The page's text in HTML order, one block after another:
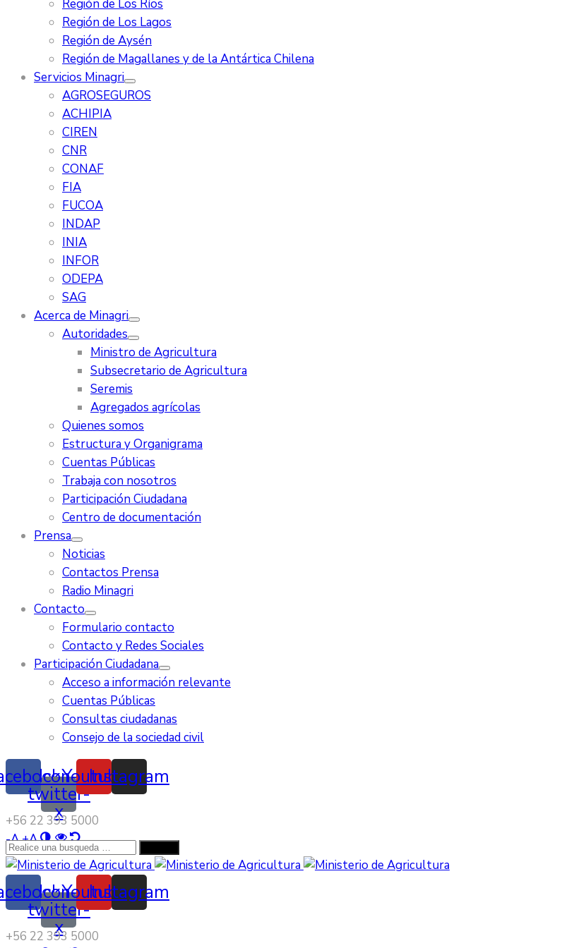
Región de Los Ríos
Región de Los Lagos
Región de Aysén
Región de Magallanes y de la Antártica Chilena
Servicios Minagri
AGROSEGUROS
ACHIPIA
CIREN
CNR
CONAF
FIA
FUCOA
INDAP
INIA
INFOR
ODEPA
SAG
Acerca de Minagri
Autoridades
Ministro de Agricultura
Subsecretario de Agricultura
Seremis
Agregados agrícolas
Quienes somos
Estructura y Organigrama
Cuentas Públicas
Trabaja con nosotros
Participación Ciudadana
Centro de documentación
Prensa
Noticias
Contactos Prensa
Radio Minagri
Contacto
Formulario contacto
Contacto y Redes Sociales
Participación Ciudadana
Acceso a información relevante
Cuentas Públicas
Consultas ciudadanas
Consejo de la sociedad civil
Icon-
twitter-
x
Youtube
Instagram
‭+56 22 393 5000‬
-A+A
Icon-
twitter-
x
Youtube
Instagram
‭+56 22 393 5000‬